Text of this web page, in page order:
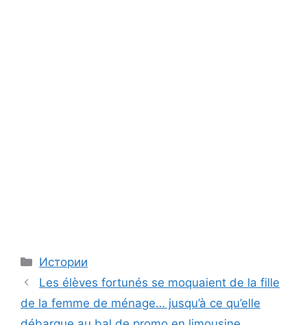
Categories
Истории
Les élèves fortunés se moquaient de la fille
de la femme de ménage… jusqu’à ce qu’elle